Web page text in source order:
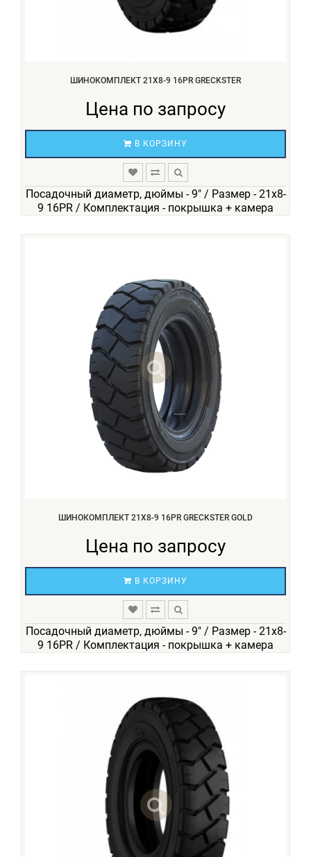
ШИНОКОМПЛЕКТ 21X8-9 16PR GRECKSTER
Цена по запросу
В КОРЗИНУ
Посадочный диаметр, дюймы - 9" / Размер - 21х8-
9 16PR / Комплектация - покрышка + камера
ШИНОКОМПЛЕКТ 21X8-9 16PR GRECKSTER GOLD
Цена по запросу
В КОРЗИНУ
Посадочный диаметр, дюймы - 9" / Размер - 21х8-
9 16PR / Комплектация - покрышка + камера